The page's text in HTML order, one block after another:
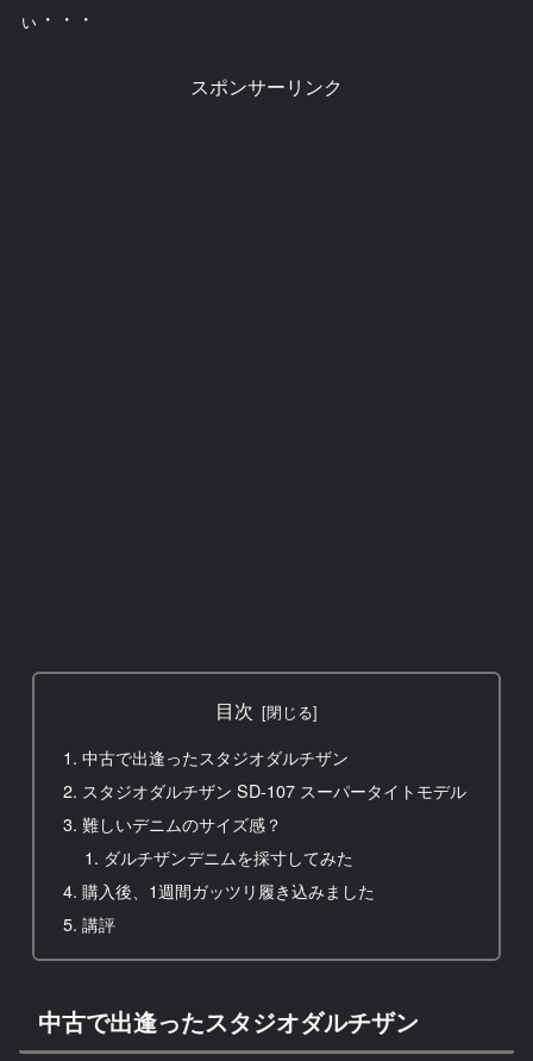
ぃ・・・
スポンサーリンク
目次
中古で出逢ったスタジオダルチザン
スタジオダルチザン SD-107 スーパータイトモデル
難しいデニムのサイズ感？
ダルチザンデニムを採寸してみた
購入後、1週間ガッツリ履き込みました
講評
中古で出逢ったスタジオダルチザン